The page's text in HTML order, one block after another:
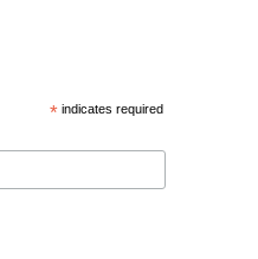
* indicates required